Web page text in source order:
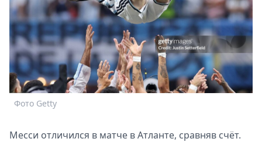
Стримы
Спецпроекты
Звезды
Выборы
2026
Скачай
Metro
Фото Getty
Месси отличился в матче в Атланте, сравняв счёт.